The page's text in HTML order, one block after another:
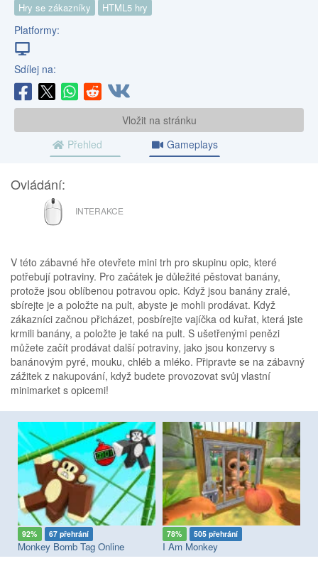
Hry se zákazníky HTML5 hry
Platformy:
Sdílej na:
Vložit na stránku
Přehled
Gameplays
Ovládání:
MYŠ
INTERAKCE
V této zábavné hře otevřete mini trh pro skupinu opic, které
potřebují potraviny. Pro začátek je důležité pěstovat banány,
protože jsou oblíbenou potravou opic. Když jsou banány zralé,
sbírejte je a položte na pult, abyste je mohli prodávat. Když
zákazníci začnou přicházet, posbírejte vajíčka od kuřat, která jste
krmili banány, a položte je také na pult. S ušetřenými penězi
můžete začít prodávat další potraviny, jako jsou konzervy s
banánovým pyré, mouku, chléb a mléko. Připravte se na zábavný
zážitek z nakupování, když budete provozovat svůj vlastní
minimarket s opicemi!
92% 67 přehrání
Monkey Bomb Tag Online
78% 505 přehrání
I Am Monkey